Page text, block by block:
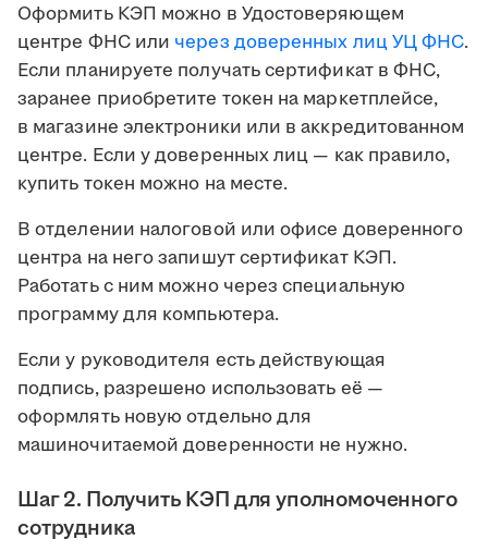
Оформить КЭП можно в Удостоверяющем
центре ФНС или через доверенных лиц УЦ ФНС.
Если планируете получать сертификат в ФНС,
заранее приобретите токен на маркетплейсе,
в магазине электроники или в аккредитованном
центре. Если у доверенных лиц — как правило,
купить токен можно на месте.
В отделении налоговой или офисе доверенного
центра на него запишут сертификат КЭП.
Работать с ним можно через специальную
программу для компьютера.
Если у руководителя есть действующая
подпись, разрешено использовать её —
оформлять новую отдельно для
машиночитаемой доверенности не нужно.
Шаг 2. Получить КЭП для уполномоченного
сотрудника